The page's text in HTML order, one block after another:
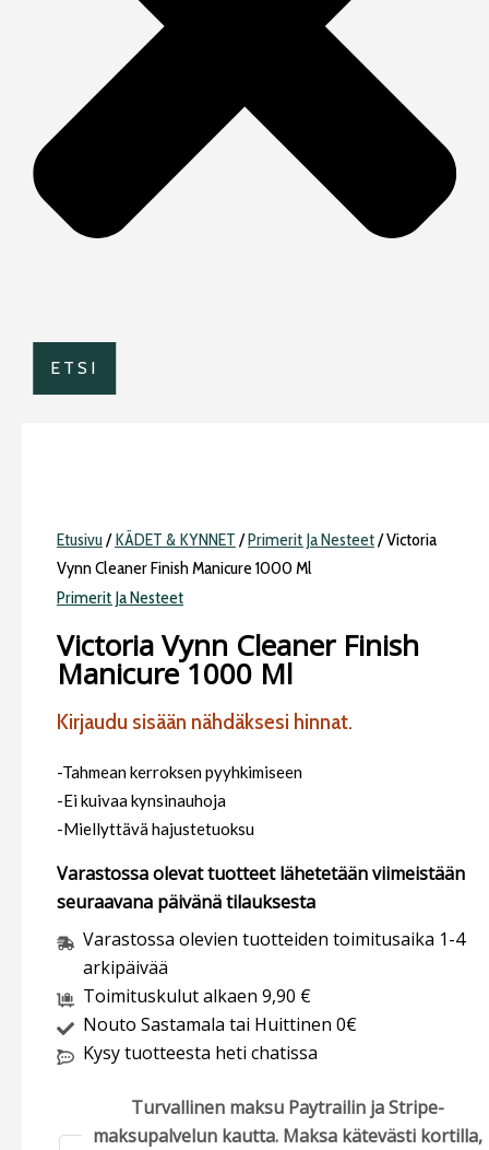
Etusivu/KÄDET & KYNNET /Primerit Ja Nesteet/ Victoria
Vynn Cleaner Finish Manicure 1000 Ml
Primerit Ja Nesteet
Victoria Vynn Cleaner Finish
Manicure 1000 Ml
Kirjaudu sisään nähdäksesi hinnat.
-Tahmean kerroksen pyyhkimiseen
-Ei kuivaa kynsinauhoja
-Miellyttävä hajustetuoksu
Varastossa olevat tuotteet lähetetään viimeistään
seuraavana päivänä tilauksesta
Varastossa olevien tuotteiden toimitusaika 1-4
arkipäivää
Toimituskulut alkaen 9,90 €
Nouto Sastamala tai Huittinen 0€
Kysy tuotteesta heti chatissa
Turvallinen maksu Paytrailin ja Stripe-
maksupalvelun kautta. Maksa kätevästi kortilla,
ETSI